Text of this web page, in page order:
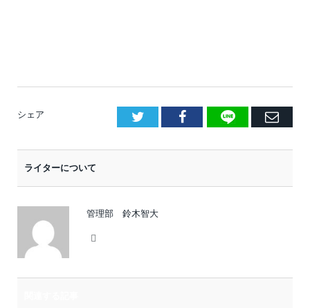
シェア Facebook
LINE
E
ライターについて
管理部 鈴木智大